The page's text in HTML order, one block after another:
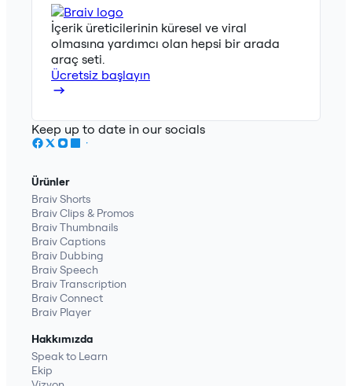
İçerik üreticilerinin küresel ve viral
olmasına yardımcı olan hepsi bir arada
araç seti.
Ücretsiz başlayın
Keep up to date in our socials
Ürünler
Braiv Shorts
Braiv Clips & Promos
Braiv Thumbnails
Braiv Captions
Braiv Dubbing
Braiv Speech
Braiv Transcription
Braiv Connect
Braiv Player
Hakkımızda
Speak to Learn
Ekip